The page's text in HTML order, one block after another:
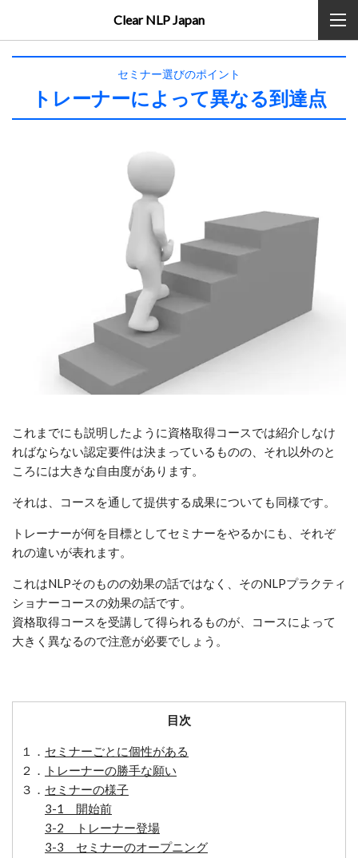
Clear NLP Japan
セミナー選びのポイント
トレーナーによって異なる到達点
これまでにも説明したように資格取得コースでは紹介しなけ
ればならない認定要件は決まっているものの、それ以外のと
ころには大きな自由度があります。
それは、コースを通して提供する成果についても同様です。
トレーナーが何を目標としてセミナーをやるかにも、それぞ
れの違いが表れます。
これはNLPそのものの効果の話ではなく、そのNLPプラクティ
ショナーコースの効果の話です。
資格取得コースを受講して得られるものが、コースによって
大きく異なるので注意が必要でしょう。
目次
１． セミナーごとに個性がある
２．
トレーナーの勝手な願い
３． セミナーの様子
3-1 開始前
3-2 トレーナー登場
3-3 セミナーのオープニング